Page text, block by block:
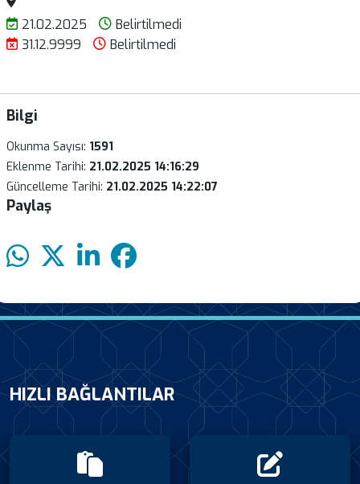
21.02.2025
Belirtilmedi
31.12.9999
Belirtilmedi
Bilgi
Okunma Sayısı: 1591
Eklenme Tarihi: 21.02.2025 14:16:29
Güncelleme Tarihi: 21.02.2025 14:22:07
Paylaş
HIZLI BAĞLANTILAR